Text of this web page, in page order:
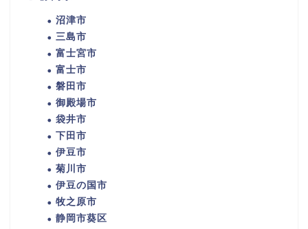
沼津市
三島市
富士宮市
富士市
磐田市
御殿場市
袋井市
下田市
伊豆市
菊川市
伊豆の国市
牧之原市
静岡市葵区